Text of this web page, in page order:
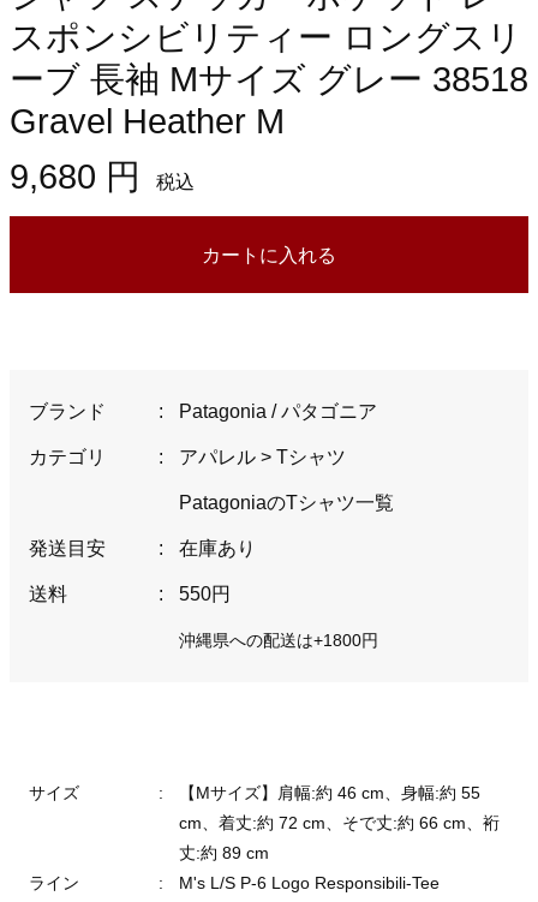
スポンシビリティー ロングスリ
ーブ 長袖 Mサイズ グレー 38518
Gravel Heather M
9,680 円
税込
カートに入れる
ブランド : Patagonia / パタゴニア
カテゴリ : アパレル> Tシャツ
PatagoniaのTシャツ一覧
発送目安 : 在庫あり
送料 : 550円
沖縄県への配送は+1800円
サイズ :
【Mサイズ】肩幅:約 46 cm、身幅:約 55
cm、着丈:約 72 cm、そで丈:約 66 cm、裄
丈:約 89 cm
ライン
:
M's L/S P-6 Logo Responsibili-Tee